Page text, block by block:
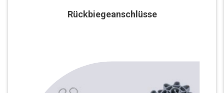
Rückbiegeanschlüsse